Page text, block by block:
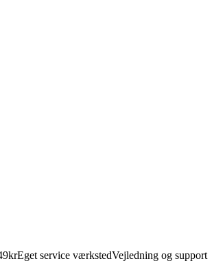
Eget service værkstedVejledning og support